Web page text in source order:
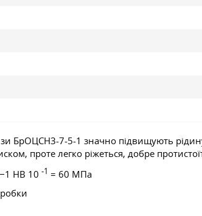
БрОЦСН3-7-5-1 значно підвищують
проте легко ріжеться, добре
HB 10 -1 = 60 МПа